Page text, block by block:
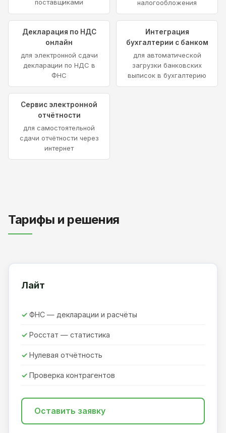
поставщиками налогообложения
Декларация по НДС
онлайн
для электронной сдачи
декларации по НДС в
ФНС
Интеграция
бухгалтерии с банком
для автоматической
загрузки банковских
выписок в бухгалтерию
Сервис электронной
отчётности
для самостоятельной
сдачи отчётности через
интернет
Тарифы и решения
Лайт
ФНС — декларации и расчёты
Росстат — статистика
Нулевая отчётность
Проверка контрагентов
Оставить заявку